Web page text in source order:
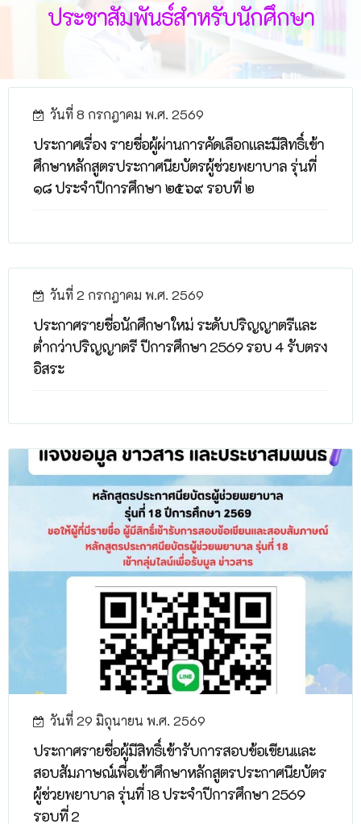
ประชาสัมพันธ์สำหรับนักศึกษา
วันที่ 8 กรกฎาคม พ.ศ. 2569
ประกาศเรื่อง รายชื่อผู้ผ่านการคัดเลือกและมีสิทธิ์เข้า
ศึกษาหลักสูตรประกาศนียบัตรผู้ช่วยพยาบาล รุ่นที่
๑๘ ประจำปีการศึกษา ๒๕๖๙ รอบที่ ๒
วันที่ 2 กรกฎาคม พ.ศ. 2569
ประกาศรายชื่อนักศึกษาใหม่ ระดับปริญญาตรีและ
ต่ำกว่าปริญญาตรี ปีการศึกษา 2569 รอบ 4 รับตรง
อิสระ
วันที่ 29 มิถุนายน พ.ศ. 2569
ประกาศรายชื่อผู้มีสิทธิ์เข้ารับการสอบข้อเขียนและ
สอบสัมภาษณ์เพื่อเข้าศึกษาหลักสูตรประกาศนียบัตร
ผู้ช่วยพยาบาล รุ่นที่ 18 ประจำปีการศึกษา 2569
รอบที่ 2